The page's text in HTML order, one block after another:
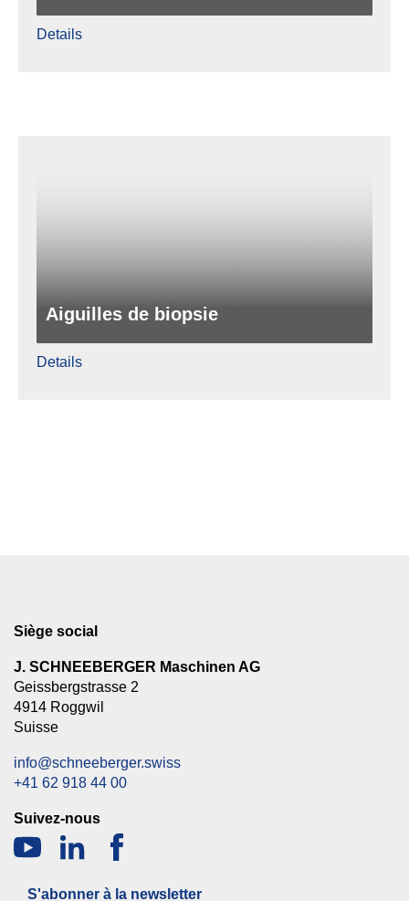
Details
Aiguilles de biopsie
Details
Siège social
J. SCHNEEBERGER Maschinen AG
Geissbergstrasse 2
4914 Roggwil
Suisse
info@schneeberger.swiss
+41 62 918 44 00
Suivez-nous
S'abonner à la newsletter